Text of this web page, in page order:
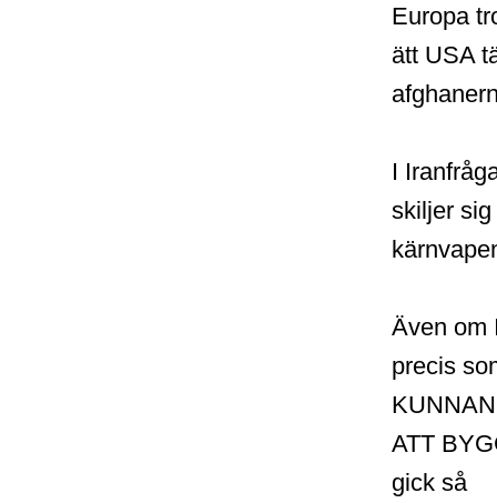
Europa
ätt USA
I
skiljer
Även om
precis
ATT
gick så